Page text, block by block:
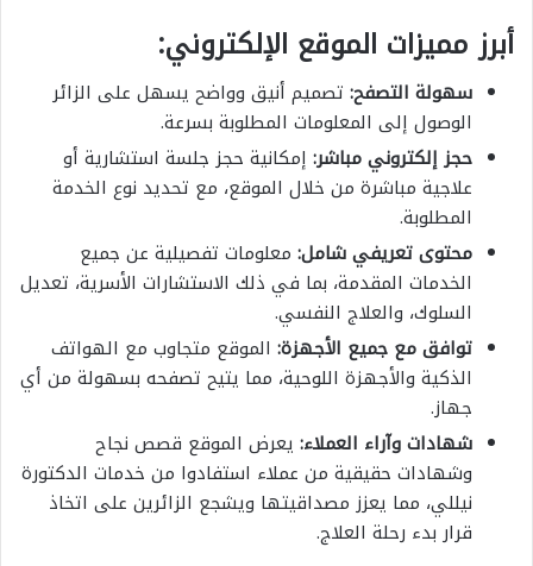
أبرز مميزات الموقع الإلكتروني:
سهولة التصفح: تصميم أنيق وواضح يسهل على الزائر
الوصول إلى المعلومات المطلوبة بسرعة.
حجز إلكتروني مباشر: إمكانية حجز جلسة استشارية أو
علاجية مباشرة من خلال الموقع، مع تحديد نوع الخدمة
المطلوبة.
محتوى تعريفي شامل: معلومات تفصيلية عن جميع
الخدمات المقدمة، بما في ذلك الاستشارات الأسرية، تعديل
السلوك، والعلاج النفسي.
توافق مع جميع الأجهزة: الموقع متجاوب مع الهواتف
الذكية والأجهزة اللوحية، مما يتيح تصفحه بسهولة من أي
جهاز.
شهادات وآراء العملاء: يعرض الموقع قصص نجاح
وشهادات حقيقية من عملاء استفادوا من خدمات الدكتورة
نيللي، مما يعزز مصداقيتها ويشجع الزائرين على اتخاذ
قرار بدء رحلة العلاج.